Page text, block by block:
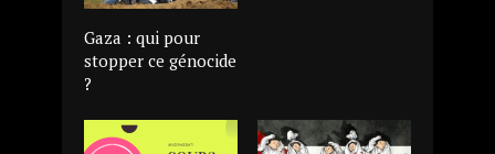
Gaza : qui pour
stopper ce génocide
?